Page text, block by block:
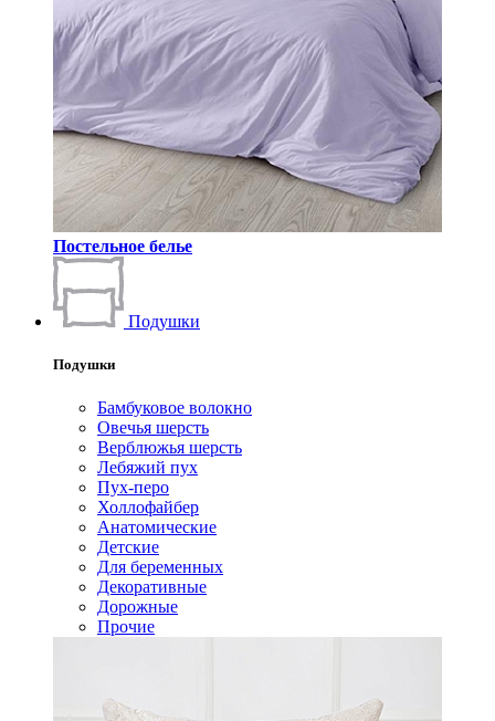
Постельное белье
Подушки
Подушки
Бамбуковое волокно
Овечья шерсть
Верблюжья шерсть
Лебяжий пух
Пух-перо
Холлофайбер
Анатомические
Детские
Для беременных
Декоративные
Дорожные
Прочие